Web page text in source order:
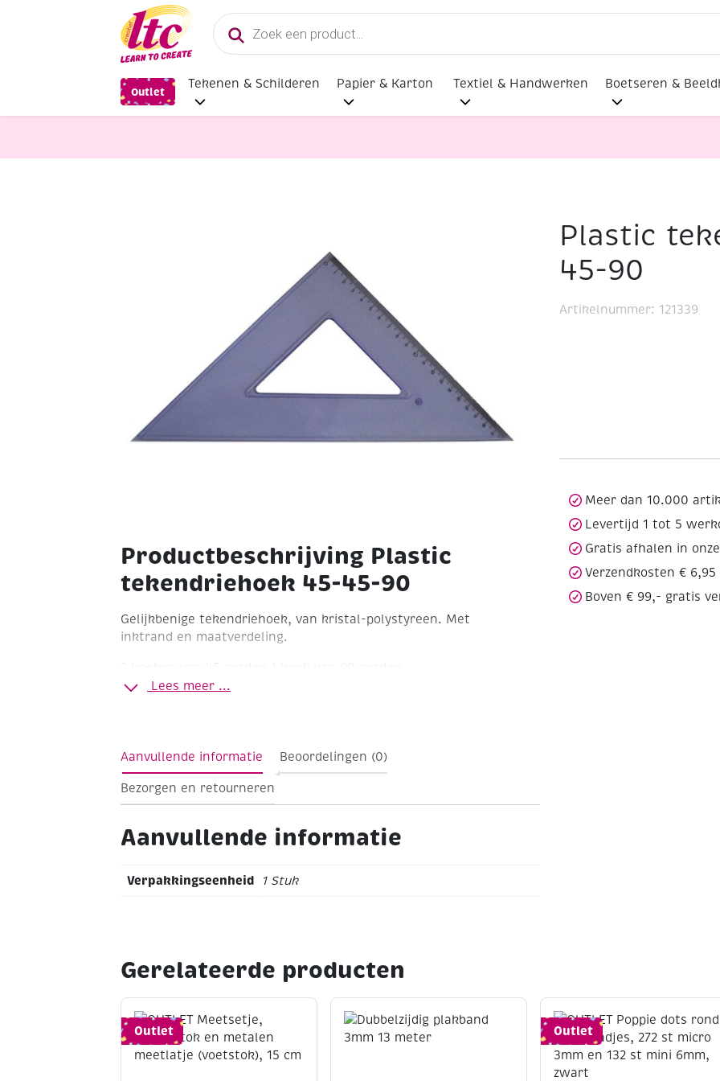
Producten
zoeken
Outlet
Tekenen & Schilderen Papier & Karton Textiel & Handwerken Boetseren &
Productbeschrijving Plastic
tekendriehoek 45-45-90
Gelijkbenige tekendriehoek, van kristal-polystyreen. Met
inktrand en maatverdeling.
Lees meer ...
Plastic
45-90
Artikelnummer: 121339
Meer dan 10.000
Levertijd 1 tot 5
Gratis afhalen in
Verzendkosten € 6,95
Boven € 99,- gratis
Aanvullende informatie Beoordelingen (0)
Bezorgen en retourneren
Aanvullende informatie
Verpakkingseenheid 1 Stuk
Gerelateerde producten
Outlet Outlet